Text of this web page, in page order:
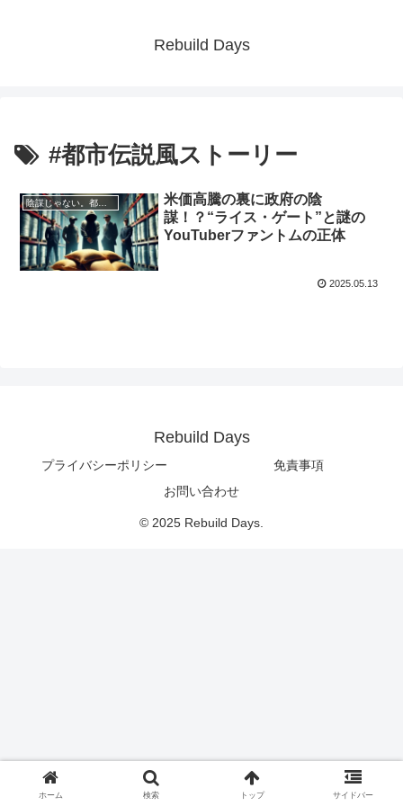
Rebuild Days
#都市伝説風ストーリー
陰謀じゃない。都市伝説でもない。ただの妄想です
米価高騰の裏に政府の陰
謀！？“ライス・ゲート”と謎の
YouTuberファントムの正体
2025.05.13
Rebuild Days
プライバシーポリシー
免責事項
お問い合わせ
© 2025 Rebuild Days.
ホーム 検索 トップ サイドバー